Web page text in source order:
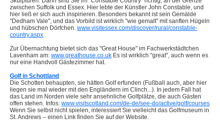
zwischen Suffolk und Essex. Hier lebte der Künstler John Constable, und
hier ließ er sich auch inspirieren. Besonders bekannt ist sein Gemälde
"Dedham Vale", und das Vorbild ist wirklich "wie gemalt" mit sanften Hügeln
und hübschen Dörfchen. www.visitessex.com/discover/rural/constable-
country.aspx
Zur Übernachtung bietet sich das "Great House" im Fachwerkstädtchen
Lavenham am: www.greathouse.co.uk Es ist wirklich "great", auch wenn es
nur eine Handvoll Gästezimmer hat.
Golf in Schottland
Die Schotten behaupten, sie hätten Golf erfunden (Fußball auch, aber hier
liegen sie mal wieder mit den Engländern im Clinch...). In jedem Fall hat
das Land im Norden viele sehr ansehnliche Golfplätze, die auch Gästen
offen stehen. Infos: www.visitscotland.com/de-de/see-do/active/golf/courses
Wenn Sie selbst nicht spielen, interessiert Sie vielleicht das Golfmuseum in
St. Andrews – einen Link finden Sie auf der Website.